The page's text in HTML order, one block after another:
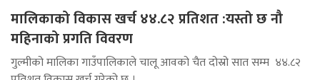
मालिकाको विकास खर्च ४४.८२ प्रतिशत :यस्तो छ नौ
महिनाको प्रगति विवरण
गुल्मीको मालिका गाउँपालिकाले चालू आवको चैत दोस्रो सात सम्म ४४.८२